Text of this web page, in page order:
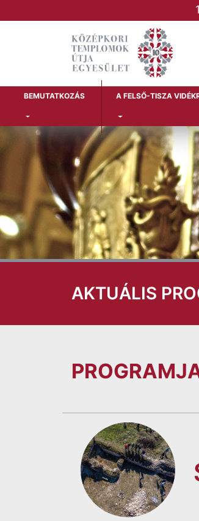
BEMUTATKOZÁS A FELSŐ-TISZA
AKTUÁLIS